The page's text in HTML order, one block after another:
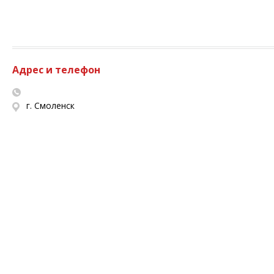
Адрес и телефон
г. Смоленск